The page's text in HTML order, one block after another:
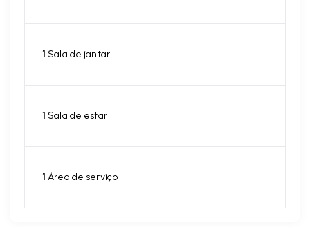
1 Sala de jantar
1 Sala de estar
1 Área de serviço